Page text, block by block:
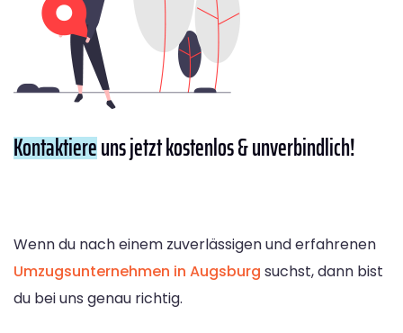
Kontaktiereuns jetzt kostenlos & unverbindlich!
Wenn du nach einem zuverlässigen und erfahrenen
Umzugsunternehmen in Augsburg suchst, dann bist
du bei uns genau richtig.